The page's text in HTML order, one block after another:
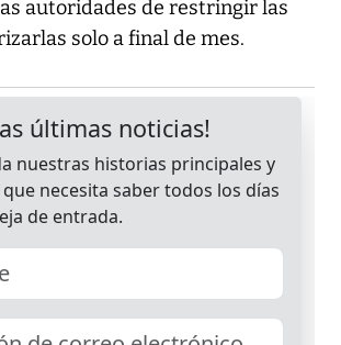
autoridades de restringir las
solo a final de mes.